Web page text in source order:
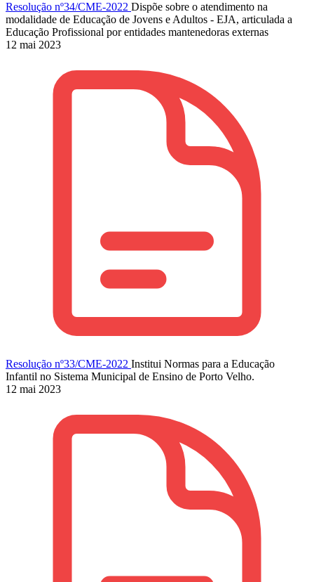
Resolução nº34/CME-2022 Dispõe sobre o atendimento na
modalidade de Educação de Jovens e Adultos - EJA, articulada a
Educação Profissional por entidades mantenedoras externas
12 mai 2023
Resolução nº33/CME-2022 Institui Normas para a Educação
Infantil no Sistema Municipal de Ensino de Porto Velho.
12 mai 2023